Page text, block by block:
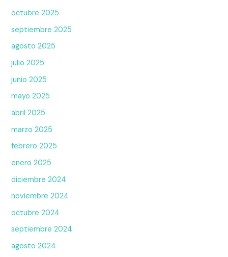
octubre 2025
septiembre 2025
agosto 2025
julio 2025
junio 2025
mayo 2025
abril 2025
marzo 2025
febrero 2025
enero 2025
diciembre 2024
noviembre 2024
octubre 2024
septiembre 2024
agosto 2024